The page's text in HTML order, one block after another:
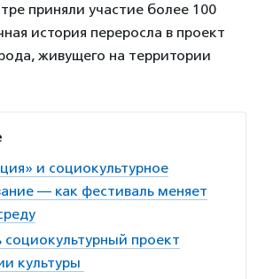
приняли участие более 100
история переросла в проект
живущего на территории
и социокультурное
— как фестиваль меняет
социокультурный проект
культуры